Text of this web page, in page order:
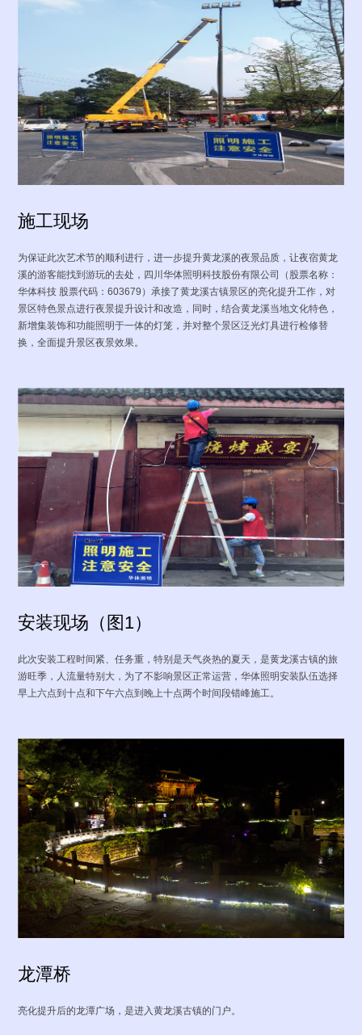
施工现场
为保证此次艺术节的顺利进行，进一步提升黄龙溪的夜景品质，让夜宿黄龙
溪的游客能找到游玩的去处，四川华体照明科技股份有限公司（股票名称：
华体科技 股票代码：603679）承接了黄龙溪古镇景区的亮化提升工作，对
景区特色景点进行夜景提升设计和改造，同时，结合黄龙溪当地文化特色，
新增集装饰和功能照明于一体的灯笼，并对整个景区泛光灯具进行检修替
换，全面提升景区夜景效果。
安装现场（图1）
此次安装工程时间紧、任务重，特别是天气炎热的夏天，是黄龙溪古镇的旅
游旺季，人流量特别大，为了不影响景区正常运营，华体照明安装队伍选择
早上六点到十点和下午六点到晚上十点两个时间段错峰施工。
龙潭桥
亮化提升后的龙潭广场，是进入黄龙溪古镇的门户。